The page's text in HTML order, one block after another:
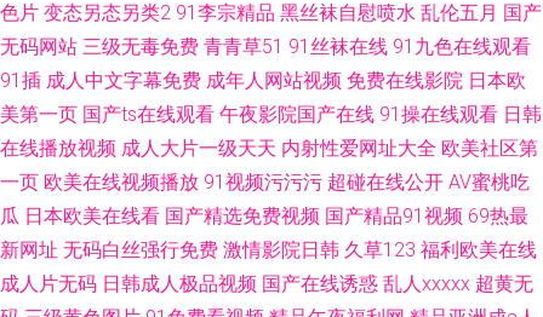
色片 变态另态另类2 91李宗精品 黑丝袜自慰喷水 乱伦五月 国产
无码网站 三级无毒免费 青青草51 91丝袜在线 91九色在线观看
91插 成人中文字幕免费 成年人网站视频 免费在线影院 日本欧
美第一页 国产ts在线观看 午夜影院国产在线 91操在线观看 日韩
在线播放视频 成人大片一级天天 内射性爱网址大全 欧美社区第
一页 欧美在线视频播放 91视频污污污 超碰在线公开 AV蜜桃吃
瓜 日本欧美在线看 国产精选免费视频 国产精品91视频 69热最
新网址 无码白丝强行免费 激情影院日韩 久草123 福利欧美在线
成人片无码 日韩成人极品视频 国产在线诱惑 乱人xxxxx 超黄无